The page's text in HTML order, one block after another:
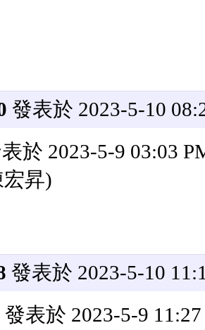
發表於 2023-5-10
於 2023-5-9 03:03
宏昇)
發表於 2023-5-10
發表於 2023-5-9